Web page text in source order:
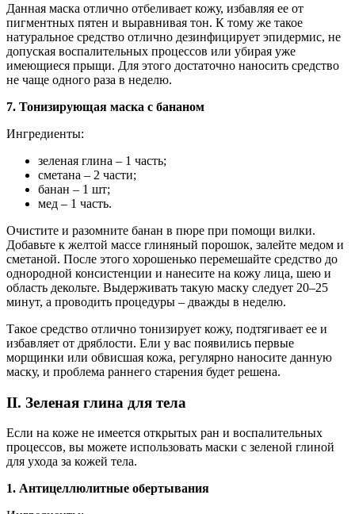
Данная маска отлично отбеливает кожу, избавляя ее от
пигментных пятен и выравнивая тон. К тому же такое
натуральное средство отлично дезинфицирует эпидермис, не
допуская воспалительных процессов или убирая уже
имеющиеся прыщи. Для этого достаточно наносить средство
не чаще одного раза в неделю.
7. Тонизирующая маска с бананом
Ингредиенты:
зеленая глина – 1 часть;
сметана – 2 части;
банан – 1 шт;
мед – 1 часть.
Очистите и разомните банан в пюре при помощи вилки.
Добавьте к желтой массе глиняный порошок, залейте медом и
сметаной. После этого хорошенько перемешайте средство до
однородной консистенции и нанесите на кожу лица, шею и
область декольте. Выдерживать такую маску следует 20–25
минут, а проводить процедуры – дважды в неделю.
Такое средство отлично тонизирует кожу, подтягивает ее и
избавляет от дряблости. Ели у вас появились первые
морщинки или обвисшая кожа, регулярно наносите данную
маску, и проблема раннего старения будет решена.
II. Зеленая глина для тела
Если на коже не имеется открытых ран и воспалительных
процессов, вы можете использовать маски с зеленой глиной
для ухода за кожей тела.
1. Антицеллюлитные обертывания